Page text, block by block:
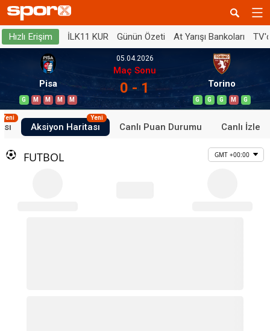
Hızlı Erişim İLK11 KUR Günün Özeti At Yarışı Bankoları
Pisa
G M M M M
05.04.2026
Maç Sonu
0 - 1 Torino
G G G M G
Yeni
Aksiyon Haritası
Yeni
Canlı Puan Durumu Canlı İzle
FUTBOL GMT +00:00